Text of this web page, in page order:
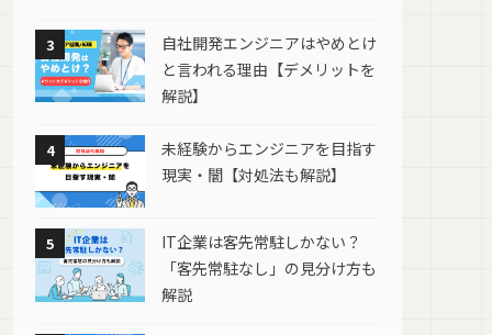
3
自社開発エンジニアはやめとけ
と言われる理由【デメリットを
解説】
4
未経験からエンジニアを目指す
現実・闇【対処法も解説】
5
IT企業は客先常駐しかない？
「客先常駐なし」の見分け方も
解説